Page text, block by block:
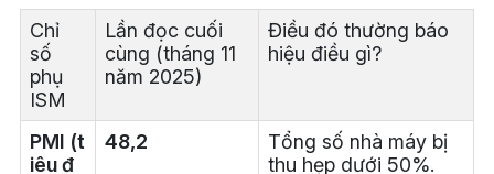
Chỉ
số
phụ
ISM
Lần đọc cuối
cùng (tháng 11
năm 2025)
Điều đó thường báo
hiệu điều gì?
PMI (t
iêu đ
48,2
Tổng số nhà máy bị
thu hẹp dưới 50%.